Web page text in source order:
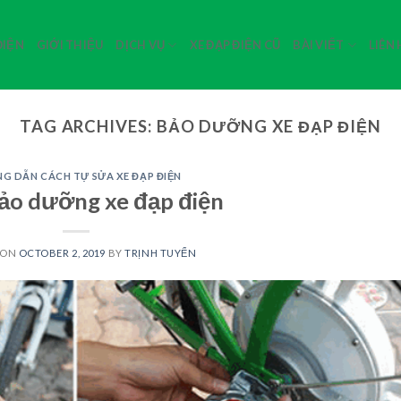
GIỚI THIỆU DỊCH VỤ XE ĐẠP ĐIỆN CŨ BÀI VIẾT LIÊN
TAG ARCHIVES: BẢO DƯỠNG XE ĐẠP ĐIỆN
DẪN CÁCH TỰ SỬA XE ĐẠP ĐIỆN
dưỡng xe đạp điện
OCTOBER 2, 2019 BYTRỊNH TUYỂN